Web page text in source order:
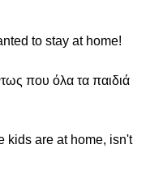
to stay at home!
που όλα τα παιδιά
kids are at home, isn't